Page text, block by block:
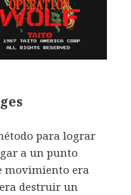
para lograr
a un punto
movimiento era
destruir un